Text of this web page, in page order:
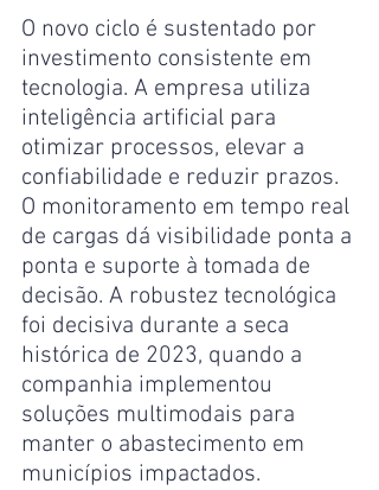
O novo ciclo é sustentado por
investimento consistente em
tecnologia. A empresa utiliza
inteligência artificial para
otimizar processos, elevar a
confiabilidade e reduzir prazos.
O monitoramento em tempo real
de cargas dá visibilidade ponta a
ponta e suporte à tomada de
decisão. A robustez tecnológica
foi decisiva durante a seca
histórica de 2023, quando a
companhia implementou
soluções multimodais para
manter o abastecimento em
municípios impactados.